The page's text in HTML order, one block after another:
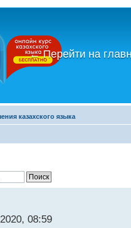
←Перейти на
казахского языка
08:59